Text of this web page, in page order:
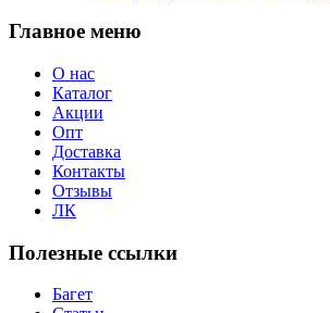
Главное меню
О нас
Каталог
Акции
Опт
Доставка
Контакты
Отзывы
ЛК
Полезные ссылки
Багет